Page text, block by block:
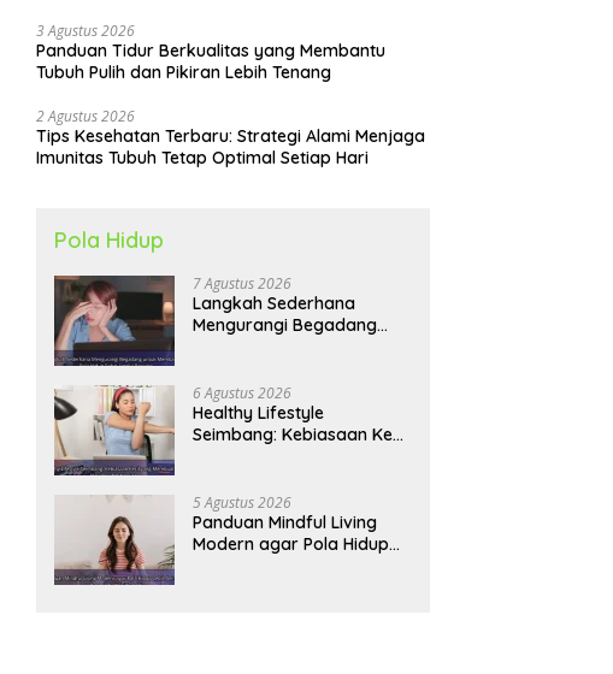
3 Agustus 2026
Panduan Tidur Berkualitas yang Membantu
Tubuh Pulih dan Pikiran Lebih Tenang
2 Agustus 2026
Tips Kesehatan Terbaru: Strategi Alami Menjaga
Imunitas Tubuh Tetap Optimal Setiap Hari
Pola Hidup
7 Agustus 2026
Langkah Sederhana
Mengurangi Begadang
Panjang
6 Agustus 2026
Healthy Lifestyle
Seimbang: Kebiasaan Kecil
5 Agustus 2026
Panduan Mindful Living
Modern agar Pola Hidup